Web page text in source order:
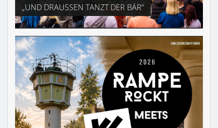
„UND DRAUSSEN TANZT DER BÄR“